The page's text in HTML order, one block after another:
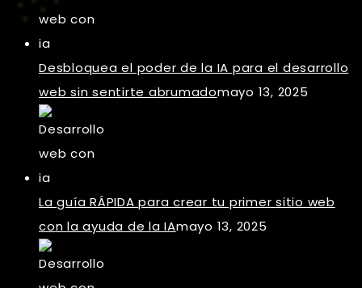
Desbloquea el poder de la IA para el desarrollo
web sin sentirte abrumadomayo 13, 2025
La guía RÁPIDA para crear tu primer sitio web
con la ayuda de la IAmayo 13, 2025